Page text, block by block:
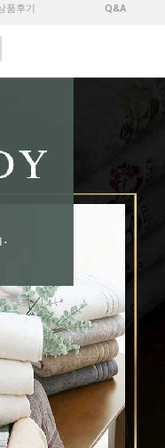
품후기 Q&A